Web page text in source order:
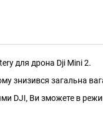
для дрона Dji Mini 2.
знизився загальна
DJI, Ви зможете в